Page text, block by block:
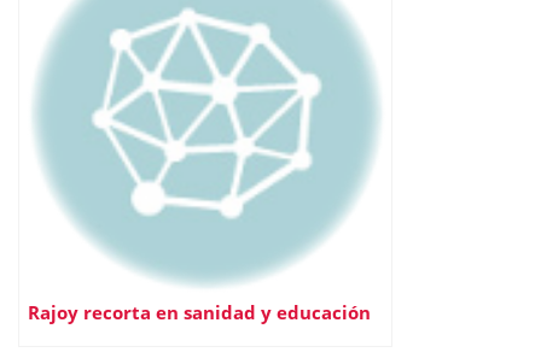
Rajoy recorta en sanidad y educación